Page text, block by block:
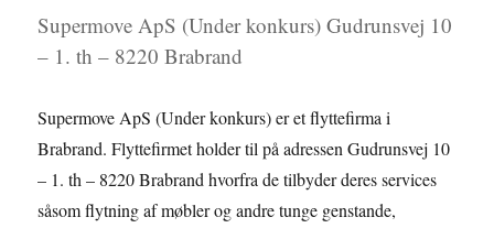
Supermove ApS (Under konkurs) Gudrunsvej 10
– 1. th – 8220 Brabrand
Supermove ApS (Under konkurs) er et flyttefirma i
Brabrand. Flyttefirmet holder til på adressen Gudrunsvej 10
– 1. th – 8220 Brabrand hvorfra de tilbyder deres services
såsom flytning af møbler og andre tunge genstande,